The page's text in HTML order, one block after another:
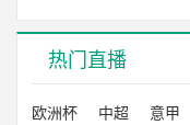
热门直播
欧洲杯 中超 意甲